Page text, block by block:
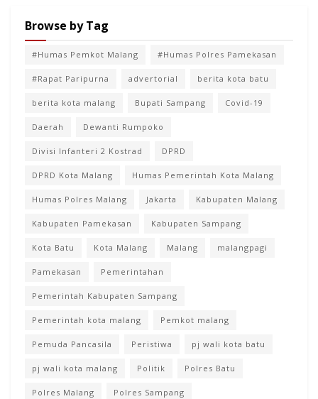
Browse by Tag
#Humas Pemkot Malang #Humas Polres Pamekasan
#Rapat Paripurna advertorial berita kota batu
berita kota malang Bupati Sampang Covid-19
Daerah Dewanti Rumpoko
Divisi Infanteri 2 Kostrad DPRD
DPRD Kota Malang Humas Pemerintah Kota Malang
Humas Polres Malang Jakarta Kabupaten Malang
Kabupaten Pamekasan Kabupaten Sampang
Kota Batu Kota Malang Malang malangpagi
Pamekasan Pemerintahan
Pemerintah Kabupaten Sampang
Pemerintah kota malang Pemkot malang
Pemuda Pancasila Peristiwa pj wali kota batu
pj wali kota malang Politik Polres Batu
Polres Malang Polres Sampang